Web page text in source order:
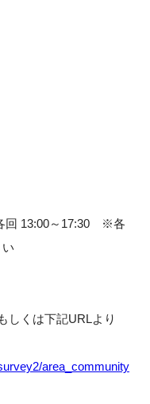
13:00～17:30 ※各
しくは下記URLより
area_community